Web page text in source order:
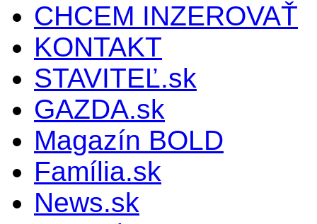
CHCEM INZEROVAŤ
KONTAKT
STAVITEĽ.sk
GAZDA.sk
Magazín BOLD
Família.sk
News.sk